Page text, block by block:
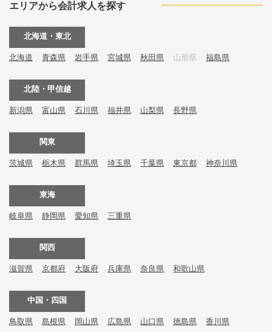
エリアから会計求人を探す
北海道・東北
北海道 青森県 岩手県 宮城県 秋田県 山形県 福島県
北陸・甲信越
新潟県 富山県 石川県 福井県 山梨県 長野県
関東
茨城県 栃木県 群馬県 埼玉県 千葉県 東京都 神奈川県
東海
岐阜県 静岡県 愛知県 三重県
関西
滋賀県 京都府 大阪府 兵庫県 奈良県 和歌山県
中国・四国
鳥取県 島根県 岡山県 広島県 山口県 徳島県 香川県